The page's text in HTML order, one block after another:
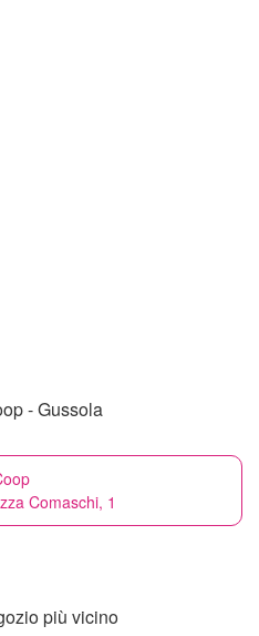
- Gussola
Comaschi, 1
più vicino